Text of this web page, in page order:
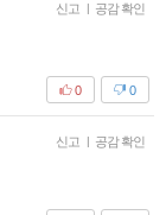
신고 | 공감 확인
0
0
신고 | 공감 확인